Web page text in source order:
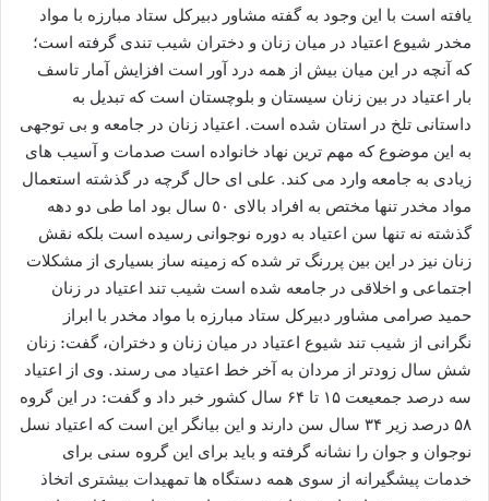
یافته است با این وجود به گفته مشاور دبیرکل ستاد مبارزه با مواد
مخدر شیوع اعتیاد در میان زنان و دختران شیب تندی گرفته است؛
که آنچه در این میان بیش از همه درد آور است افزایش آمار تاسف
بار اعتیاد در بین زنان سیستان و بلوچستان است که تبدیل به
داستانی تلخ در استان شده است. اعتیاد زنان در جامعه و بی توجهی
به این موضوع که مهم ترین نهاد خانواده است صدمات و آسیب های
زیادی به جامعه وارد می کند. علی ای حال گرچه در گذشته‌ استعمال‌
مواد مخدر تنها مختص به‌ افراد بالای‌ ٥٠ سال‌ بود اما طی‌ دو دهه‌
گذشته‌ نه تنها سن‌ اعتیاد به‌ دوره نوجوانی رسیده است بلکه نقش
زنان نیز در این بین پررنگ تر شده که زمینه ساز بسیاری از مشکلات
اجتماعی و اخلاقی در جامعه شده است شیب تند اعتیاد در زنان
حمید صرامی مشاور دبیرکل ستاد مبارزه با مواد مخدر با ابراز
نگرانی از شیب تند شیوع اعتیاد در میان زنان و دختران، گفت: زنان
شش سال زودتر از مردان به آخر خط اعتیاد می رسند. وی از اعتیاد
سه درصد جمعیعت ۱۵ تا ۶۴ سال کشور خبر داد و گفت: در این گروه
۵۸ درصد زیر ۳۴ سال سن دارند و این بیانگر این است که اعتیاد نسل
نوجوان و جوان را نشانه گرفته و باید برای این گروه سنی برای
خدمات پیشگیرانه از سوی همه دستگاه ها تمهیدات بیشتری اتخاذ